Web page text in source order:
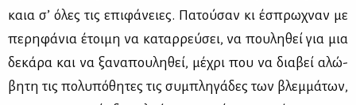
καια σ’ όλες τις επι­φά­νειες. Πα­τού­σαν κι έσπρω­χναν με
πε­ρη­φά­νια έτοι­μη να κα­ταρ­ρεύ­σει, να που­λη­θεί για μια
δε­κά­ρα και να ξα­να­που­λη­θεί, μέ­χρι που να δια­βεί αλώ­
βη­τη τις πο­λυ­πό­θη­τες τις συ­μπλη­γά­δες των βλεμ­μά­των,